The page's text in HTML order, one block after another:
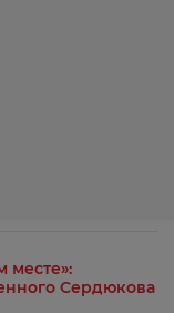
месте»:
Сердюкова